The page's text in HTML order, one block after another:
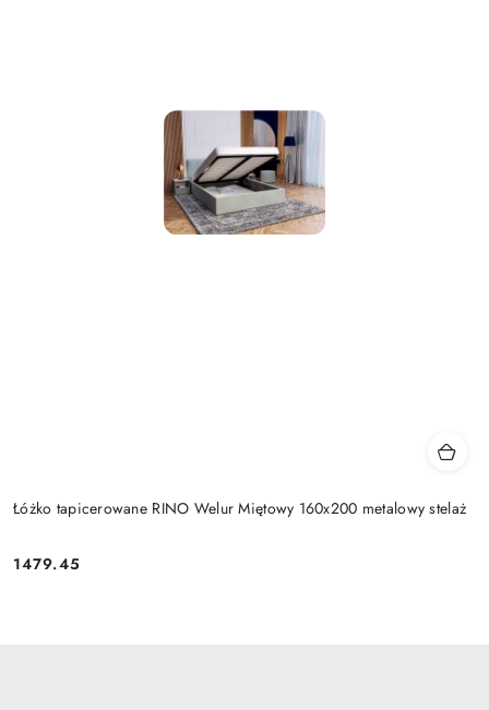
Łóżko tapicerowane RINO Welur Miętowy 160x200 metalowy stelaż
Cena:
1479.45